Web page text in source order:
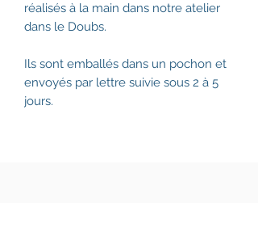
réalisés à la main dans notre atelier
dans le Doubs.
Ils sont emballés dans un pochon et
envoyés par lettre suivie sous 2 à 5
jours.